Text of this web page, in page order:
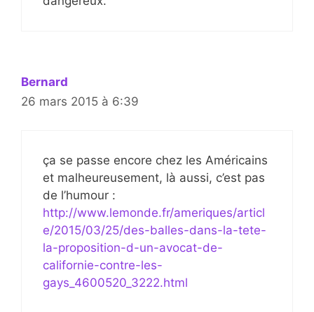
Bernard
26 mars 2015 à 6:39
ça se passe encore chez les Américains
et malheureusement, là aussi, c’est pas
de l’humour :
http://www.lemonde.fr/ameriques/articl
e/2015/03/25/des-balles-dans-la-tete-
la-proposition-d-un-avocat-de-
californie-contre-les-
gays_4600520_3222.html